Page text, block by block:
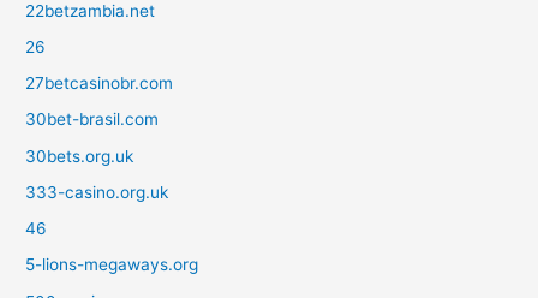
22betzambia.net
26
27betcasinobr.com
30bet-brasil.com
30bets.org.uk
333-casino.org.uk
46
5-lions-megaways.org